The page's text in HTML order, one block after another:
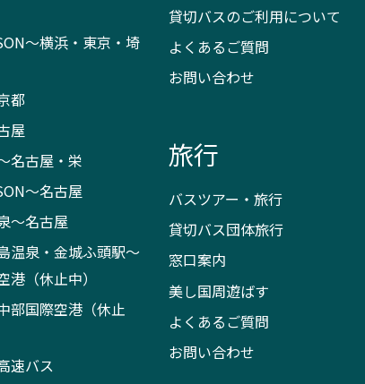
～横浜・東京・埼
都
屋
名古屋・栄
～名古屋
～名古屋
温泉・金城ふ頭駅～
港（休止中）
部国際空港（休止
速バス
貸切バスのご利用について
よくあるご質問
お問い合わせ
旅行
バスツアー・旅行
貸切バス団体旅行
窓口案内
美し国周遊ばす
よくあるご質問
お問い合わせ